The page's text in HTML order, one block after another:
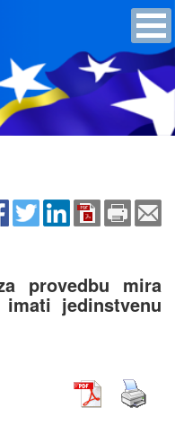
provedbu mira
jedinstvenu